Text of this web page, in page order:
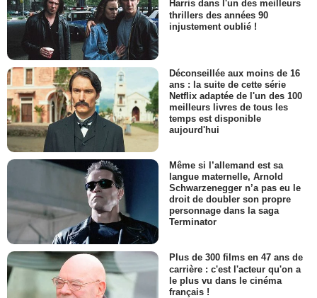
Harris dans l'un des meilleurs
thrillers des années 90
injustement oublié !
Déconseillée aux moins de 16
ans : la suite de cette série
Netflix adaptée de l'un des 100
meilleurs livres de tous les
temps est disponible
aujourd'hui
Même si l’allemand est sa
langue maternelle, Arnold
Schwarzenegger n’a pas eu le
droit de doubler son propre
personnage dans la saga
Terminator
Plus de 300 films en 47 ans de
carrière : c'est l'acteur qu'on a
le plus vu dans le cinéma
français !